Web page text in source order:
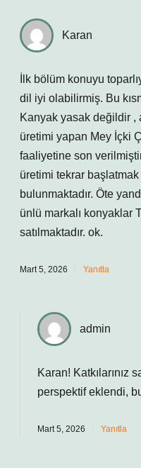
Karan
İlk bölüm konuyu
dil iyi olabilirmiş. Bu
Kanyak yasak değildir ,
üretimi yapan Mey İçki
faaliyetine son
üretimi tekrar
bulunmaktadır. Öte
ünlü markalı konyaklar
satılmaktadır. ok.
Mart 5, 2026 Yanıtla
admin
Karan! Katkılarınız
perspektifeklendi,
Mart 5, 2026 Yanıtla